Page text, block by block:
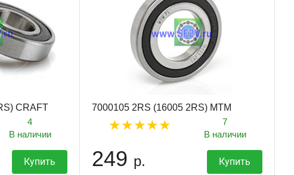
CRAFT
4
В наличии
Купить
7000105 2RS (16005 2RS) MTM
7
В наличии
249 р. Купить